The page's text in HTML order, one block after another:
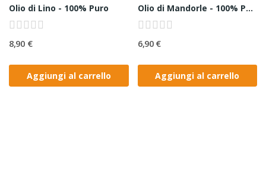
Olio di Lino - 100% Puro
8,90 €
Aggiungi al carrello
Olio di Mandorle - 100% Puro
6,90 €
Aggiungi al carrello